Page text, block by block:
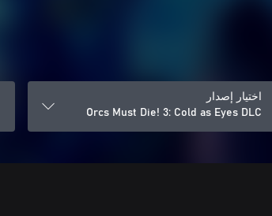
اختيار إصدار
Orcs Must Die! 3: Cold as Eyes DLC